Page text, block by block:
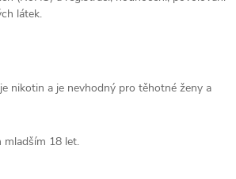
látek.
nikotin a je nevhodný pro těhotné ženy a
mladším 18 let.